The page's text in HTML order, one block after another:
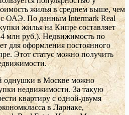
жилья в среднем выше, чем
ОАЭ. По данным Intermark Real
жилья на Кипре составляет
млн руб.). Недвижимость по
для оформления постоянного
Этот статус можно получить
однушки в Москве можно
недвижимости. За такую
квартиру с одной-двумя
в Ларнаке,